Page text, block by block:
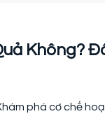
Không?
phá cơ chế